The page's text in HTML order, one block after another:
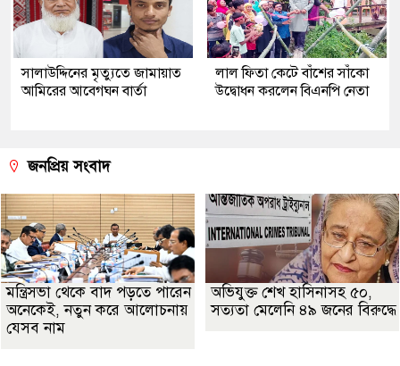
সালাউদ্দিনের মৃত্যুতে জামায়াত
আমিরের আবেগঘন বার্তা
লাল ফিতা কেটে বাঁশের সাঁকো
উদ্বোধন করলেন বিএনপি নেতা
জনপ্রিয় সংবাদ
মন্ত্রিসভা থেকে বাদ পড়তে পারেন
অনেকেই, নতুন করে আলোচনায়
যেসব নাম
অভিযুক্ত শেখ হাসিনাসহ ৫০,
সত্যতা মেলেনি ৪৯ জনের বিরুদ্ধে